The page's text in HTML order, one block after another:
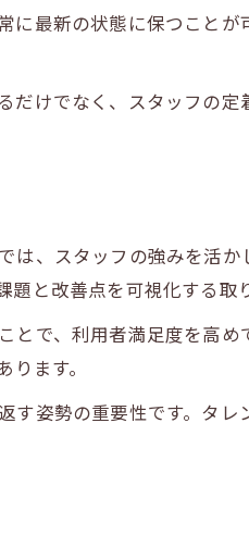
最新の状態に保つこと
けでなく、スタッフの
、スタッフの強みを活
と改善点を可視化する取
で、利用者満足度を高
ます。
姿勢の重要性です。タ